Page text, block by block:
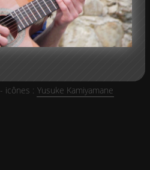
- icônes : Yusuke Kamiyamane